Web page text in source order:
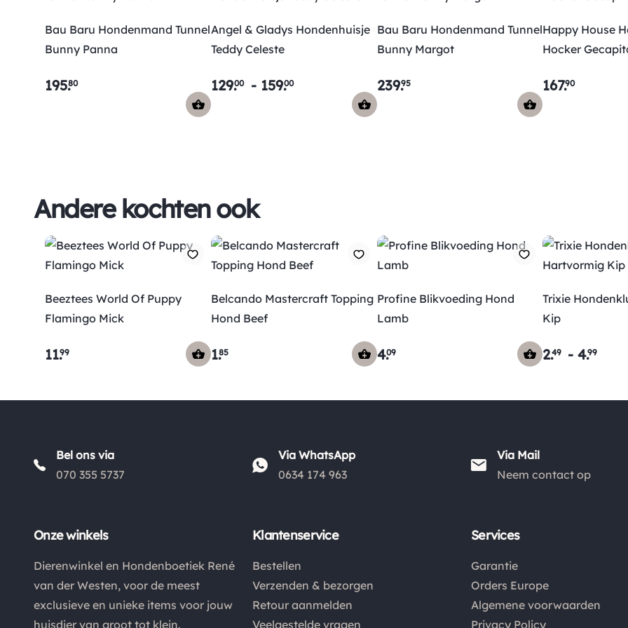
Bau Baru Hondenmand Tunnel
Bunny Panna
195.80
Angel & Gladys Hondenhuisje
Teddy Celeste
129.00 - 159.00
Bau Baru Hondenmand Tunnel
Bunny Margot
239.95
Happy House
Hocker
167.90
Andere kochten ook
Beeztees World Of Puppy
Flamingo Mick
11.99
Belcando Mastercraft Topping
Hond Beef
1.85
Profine Blikvoeding Hond
Lamb
4.09
Trixie
Kip
2.49 -4.99
Bel ons via
070 355 5737
Via WhatsApp
0634 174 963
Via Mail
Neem contact op
Onze winkels
Dierenwinkel en Hondenboetiek René
van der Westen, voor de meest
exclusieve en unieke items voor jouw
huisdier van groot tot klein.
Klantenservice
Bestellen
Verzenden & bezorgen
Retour aanmelden
Veelgestelde vragen
Services
Garantie
Orders Europe
Algemene voorwaarden
Privacy Policy